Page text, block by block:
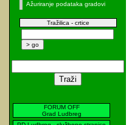
Ažuriranje podataka gradovi
Tražilica - crtice
FORUM OFF
Grad Ludbreg